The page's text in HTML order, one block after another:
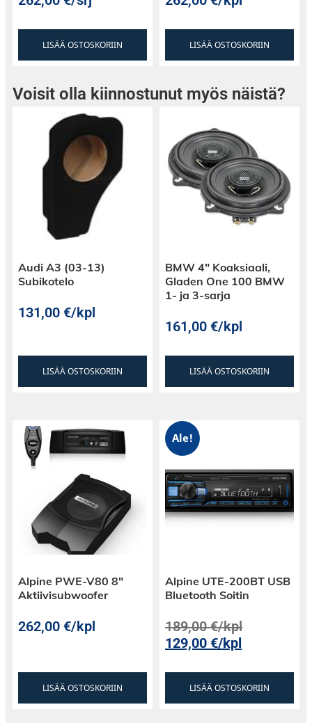
LISÄÄ OSTOSKORIIN LISÄÄ OSTOSKORIIN
Voisit olla kiinnostunut myös näistä?
Audi A3 (03-13)
Subikotelo
131,00€/kpl
LISÄÄ OSTOSKORIIN
BMW 4″ Koaksiaali,
Gladen One 100 BMW
1- ja 3-sarja
161,00€/kpl
LISÄÄ OSTOSKORIIN
Alpine PWE-V80 8″
Aktiivisubwoofer
262,00€/kpl
LISÄÄ OSTOSKORIIN
Ale!
Alpine UTE-200BT USB
Bluetooth Soitin
189,00€/kpl
129,00€/kpl
LISÄÄ OSTOSKORIIN